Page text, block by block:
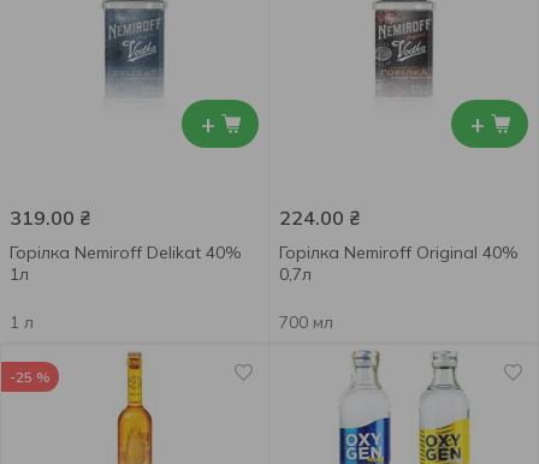
+
319.00 ₴
Горілка Nemiroff Delikat 40%
1л
1 л
+
224.00 ₴
Горілка Nemiroff Original 40%
0,7л
700 мл
-25 %